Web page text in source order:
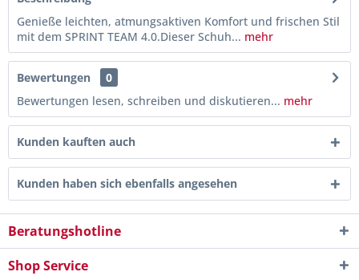
Genieße leichten, atmungsaktiven Komfort und frischen Stil
mit dem SPRINT TEAM 4.0.Dieser Schuh... mehr
Bewertungen
0
Bewertungen lesen, schreiben und diskutieren... mehr
Kunden kauften auch
Kunden haben sich ebenfalls angesehen
Beratungshotline
Shop Service